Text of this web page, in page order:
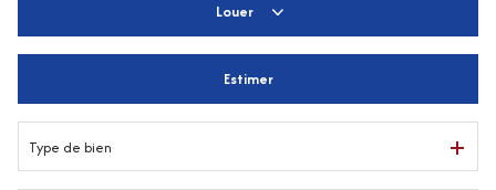
De l'immo pro
Louer
De l'immo pro
Estimer
Type de bien